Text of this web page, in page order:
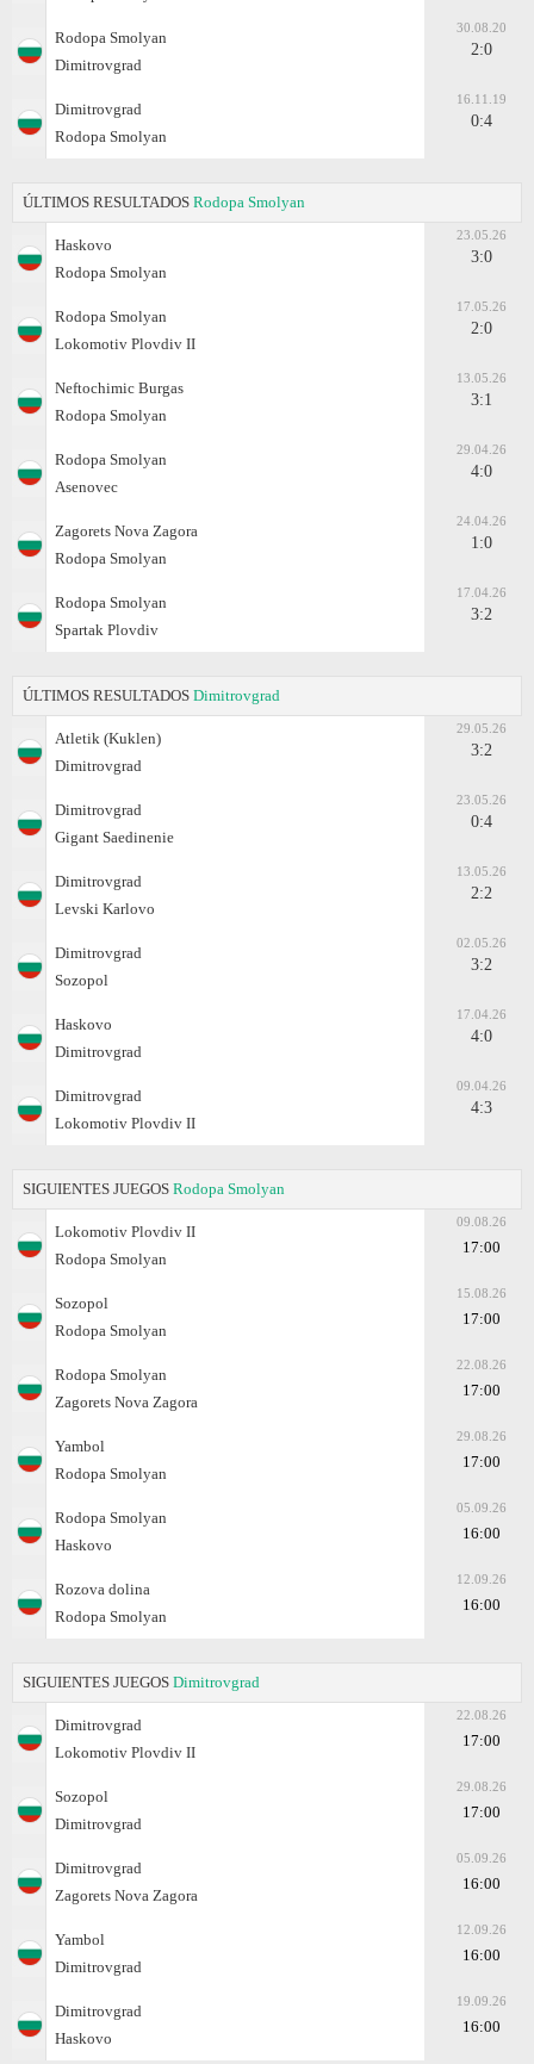
Rodopa Smolyan
Dimitrovgrad
30.08.20
2:0
Dimitrovgrad
Rodopa Smolyan
16.11.19
0:4
ÚLTIMOS RESULTADOS Rodopa Smolyan
Haskovo
Rodopa Smolyan
23.05.26
3:0
Rodopa Smolyan
Lokomotiv Plovdiv II
17.05.26
2:0
Neftochimic Burgas
Rodopa Smolyan
13.05.26
3:1
Rodopa Smolyan
Asenovec
29.04.26
4:0
Zagorets Nova Zagora
Rodopa Smolyan
24.04.26
1:0
Rodopa Smolyan
Spartak Plovdiv
17.04.26
3:2
ÚLTIMOS RESULTADOS Dimitrovgrad
Atletik (Kuklen)
Dimitrovgrad
29.05.26
3:2
Dimitrovgrad
Gigant Saedinenie
23.05.26
0:4
Dimitrovgrad
Levski Karlovo
13.05.26
2:2
Dimitrovgrad
Sozopol
02.05.26
3:2
Haskovo
Dimitrovgrad
17.04.26
4:0
Dimitrovgrad
Lokomotiv Plovdiv II
09.04.26
4:3
SIGUIENTES JUEGOS Rodopa Smolyan
Lokomotiv Plovdiv II
Rodopa Smolyan
09.08.26
17:00
Sozopol
Rodopa Smolyan
15.08.26
17:00
Rodopa Smolyan
Zagorets Nova Zagora
22.08.26
17:00
Yambol
Rodopa Smolyan
29.08.26
17:00
Rodopa Smolyan
Haskovo
05.09.26
16:00
Rozova dolina
Rodopa Smolyan
12.09.26
16:00
SIGUIENTES JUEGOS Dimitrovgrad
Dimitrovgrad
Lokomotiv Plovdiv II
22.08.26
17:00
Sozopol
Dimitrovgrad
29.08.26
17:00
Dimitrovgrad
Zagorets Nova Zagora
05.09.26
16:00
Yambol
Dimitrovgrad
12.09.26
16:00
Dimitrovgrad
Haskovo
19.09.26
16:00